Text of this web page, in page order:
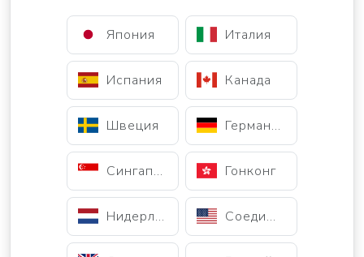
Япония Италия
Испания Канада
Швеция Германия
Сингапур Гонконг
Нидерланды Соединенные Штаты